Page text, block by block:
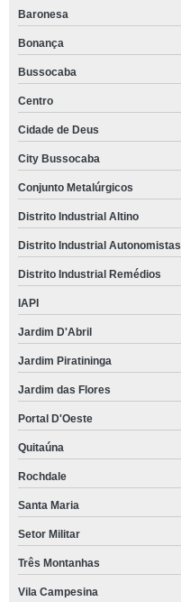
Baronesa
Bonança
Bussocaba
Centro
Cidade de Deus
City Bussocaba
Conjunto Metalúrgicos
Distrito Industrial Altino
Distrito Industrial Autonomistas
Distrito Industrial Remédios
IAPI
Jardim D'Abril
Jardim Piratininga
Jardim das Flores
Portal D'Oeste
Quitaúna
Rochdale
Santa Maria
Setor Militar
Três Montanhas
Vila Campesina